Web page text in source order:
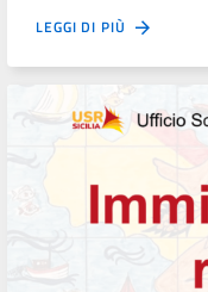
LEGGI DI PIÙ